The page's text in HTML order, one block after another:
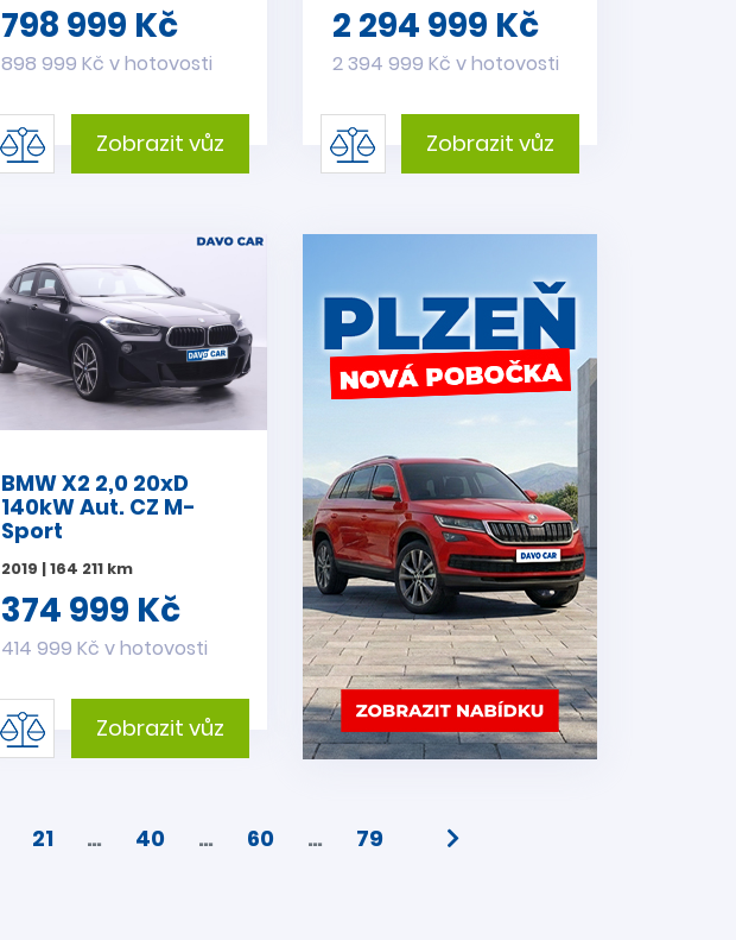
798 999 Kč
898 999 Kč v hotovosti
Zobrazit vůz
2 294 999 Kč
2 394 999 Kč v hotovosti
Zobrazit vůz
BMW X2 2,0 20xD
140kW Aut. CZ M-
Sport
2019 | 164 211 km
374 999 Kč
414 999 Kč v hotovosti
Zobrazit vůz
21 … 40 … 60 … 79